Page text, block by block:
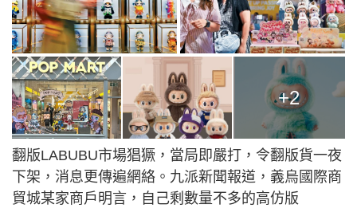
+2
翻版LABUBU市場猖獗，當局即嚴打，令翻版貨一夜
下架，消息更傳遍網絡。九派新聞報道，義烏國際商
貿城某家商戶明言，自己剩數量不多的高仿版